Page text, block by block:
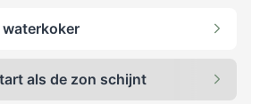
als de zon schijnt